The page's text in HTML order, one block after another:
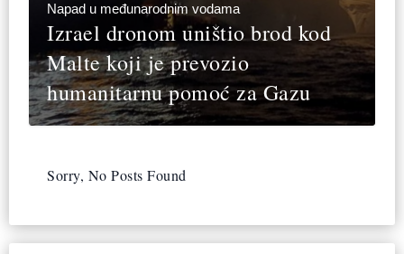
Napad u međunarodnim vodama
Izrael dronom uništio brod kod
Malte koji je prevozio
humanitarnu pomoć za Gazu
Sorry, No Posts Found